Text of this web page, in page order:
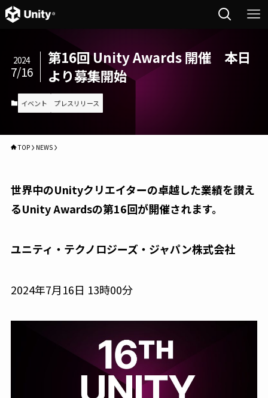
第16回 Unity Awards 開催 本日
より募集開始
2024
7/16
イベント プレスリリース
TOP NEWS
世界中のUnityクリエイターの卓越した業績を讃え
るUnity Awardsの第16回が開催されます。
ユニティ・テクノロジーズ・ジャパン株式会社
2024年7月16日 13時00分